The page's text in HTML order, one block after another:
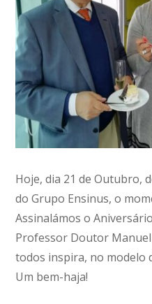
Hoje, dia 21 de Outubro,
do Grupo Ensinus, o
Assinalámos o
Professor Doutor Manuel
todos inspira, no modelo
Um bem-haja!